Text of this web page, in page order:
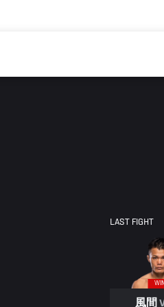
LAST FIGHT
WIN
風間